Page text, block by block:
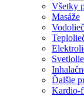
Všetky
Masáže
Ďalšie
Kardio-